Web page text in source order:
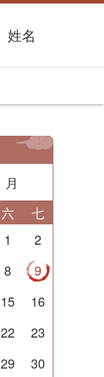
姓名
月
六
七
1
2
8
9
15
16
22
23
29
30